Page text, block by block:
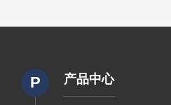
P 产品中心